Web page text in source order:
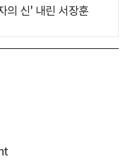
의 신' 내린 서장훈